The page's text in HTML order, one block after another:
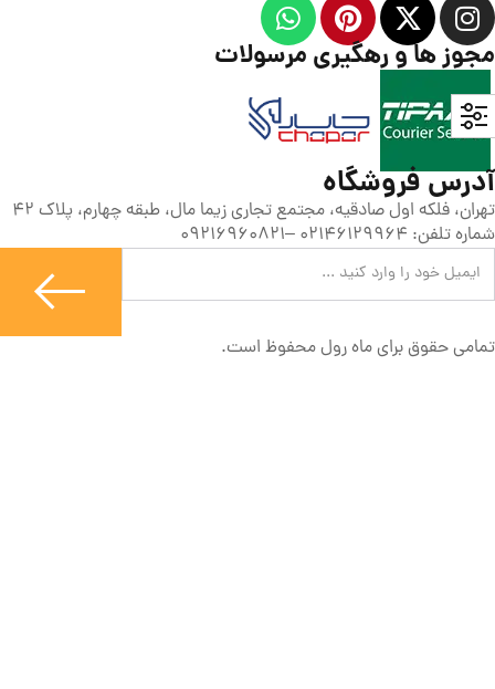
مجوز ها و رهگیری مرسولات
آدرس فروشگاه
تهران، فلکه اول صادقیه، مجتمع تجاری زیما مال، طبقه چهارم، پلاک 42
شماره تلفن: 02146129964 –09216960821
تمامی حقوق برای ماه رول محفوظ است.